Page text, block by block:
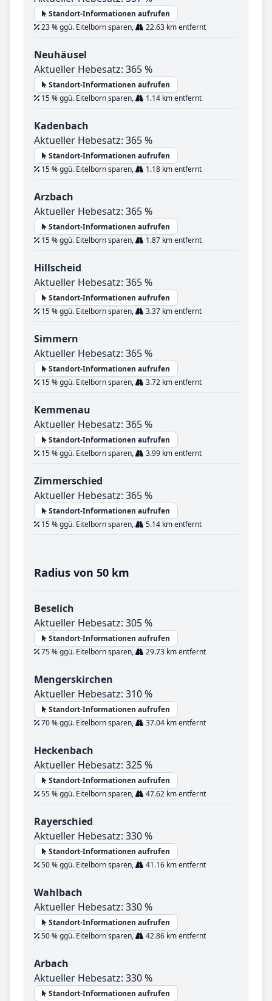
Standort-Informationen aufrufen
23 % ggü. Eitelborn sparen,
22.63 km entfernt
Neuhäusel
Aktueller Hebesatz: 365 %
Standort-Informationen aufrufen
15 % ggü. Eitelborn sparen,
1.14 km entfernt
Kadenbach
Aktueller Hebesatz: 365 %
Standort-Informationen aufrufen
15 % ggü. Eitelborn sparen,
1.18 km entfernt
Arzbach
Aktueller Hebesatz: 365 %
Standort-Informationen aufrufen
15 % ggü. Eitelborn sparen,
1.87 km entfernt
Hillscheid
Aktueller Hebesatz: 365 %
Standort-Informationen aufrufen
15 % ggü. Eitelborn sparen,
3.37 km entfernt
Simmern
Aktueller Hebesatz: 365 %
Standort-Informationen aufrufen
15 % ggü. Eitelborn sparen,
3.72 km entfernt
Kemmenau
Aktueller Hebesatz: 365 %
Standort-Informationen aufrufen
15 % ggü. Eitelborn sparen,
3.99 km entfernt
Zimmerschied
Aktueller Hebesatz: 365 %
Standort-Informationen aufrufen
15 % ggü. Eitelborn sparen,
5.14 km entfernt
Radius von 50 km
Beselich
Aktueller Hebesatz: 305 %
Standort-Informationen aufrufen
75 % ggü. Eitelborn sparen,
29.73 km entfernt
Mengerskirchen
Aktueller Hebesatz: 310 %
Standort-Informationen aufrufen
70 % ggü. Eitelborn sparen,
37.04 km entfernt
Heckenbach
Aktueller Hebesatz: 325 %
Standort-Informationen aufrufen
55 % ggü. Eitelborn sparen,
47.62 km entfernt
Rayerschied
Aktueller Hebesatz: 330 %
Standort-Informationen aufrufen
50 % ggü. Eitelborn sparen,
41.16 km entfernt
Wahlbach
Aktueller Hebesatz: 330 %
Standort-Informationen aufrufen
50 % ggü. Eitelborn sparen,
42.86 km entfernt
Arbach
Aktueller Hebesatz: 330 %
Standort-Informationen aufrufen